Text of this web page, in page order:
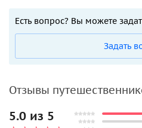
Есть вопрос? Вы можете
Задать
Отзывы
5.0 из 5